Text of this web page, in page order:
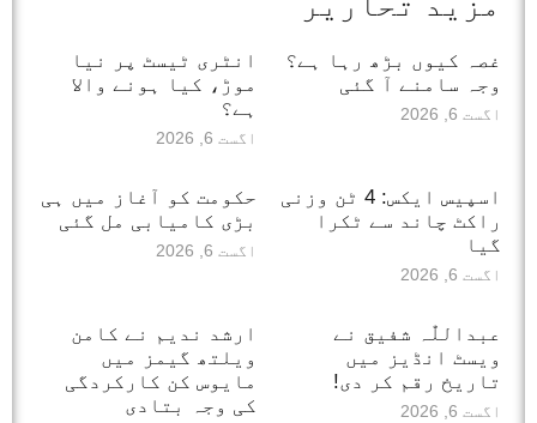
غصہ کیوں بڑھ رہا ہے؟
وجہ سامنے آ گئی
اگست 6, 2026
انٹری ٹیسٹ پر نیا
موڑ، کیا ہونے والا
ہے؟
اگست 6, 2026
اسپیس ایکس: 4 ٹن وزنی
راکٹ چاند سے ٹکرا
گیا
اگست 6, 2026
حکومت کو آغاز میں ہی
بڑی کامیابی مل گئی
اگست 6, 2026
عبداللّٰہ شفیق نے
ویسٹ انڈیز میں
تاریخ رقم کر دی!
اگست 6, 2026
ارشد ندیم نے کامن
ویلتھ گیمز میں
مایوس کن کارکردگی
کی وجہ بتادی